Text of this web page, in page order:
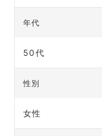
年代
50代
性別
女性